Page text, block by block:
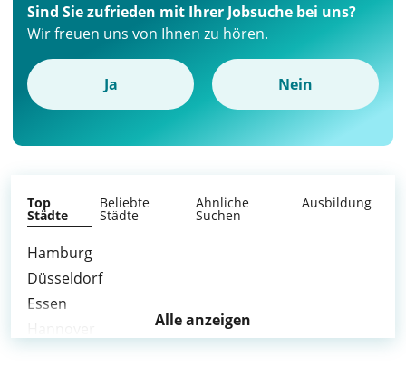
Sind Sie zufrieden mit Ihrer Jobsuche bei uns?
Wir freuen uns von Ihnen zu hören.
Ja Nein
Top
Städte
Beliebte
Städte
Ähnliche
Suchen
Ausbildung
Hamburg
Düsseldorf
Essen
Alle anzeigen